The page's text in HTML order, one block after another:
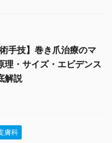
手技】巻き爪治療のマ
理・サイズ・エビデンス
解説
膚科